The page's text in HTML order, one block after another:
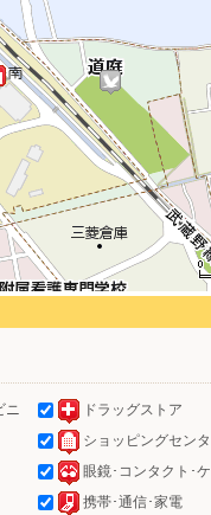
ニ
ドラッグストア
ショッピングセン
眼鏡･コンタクト･
携帯･通信･家電